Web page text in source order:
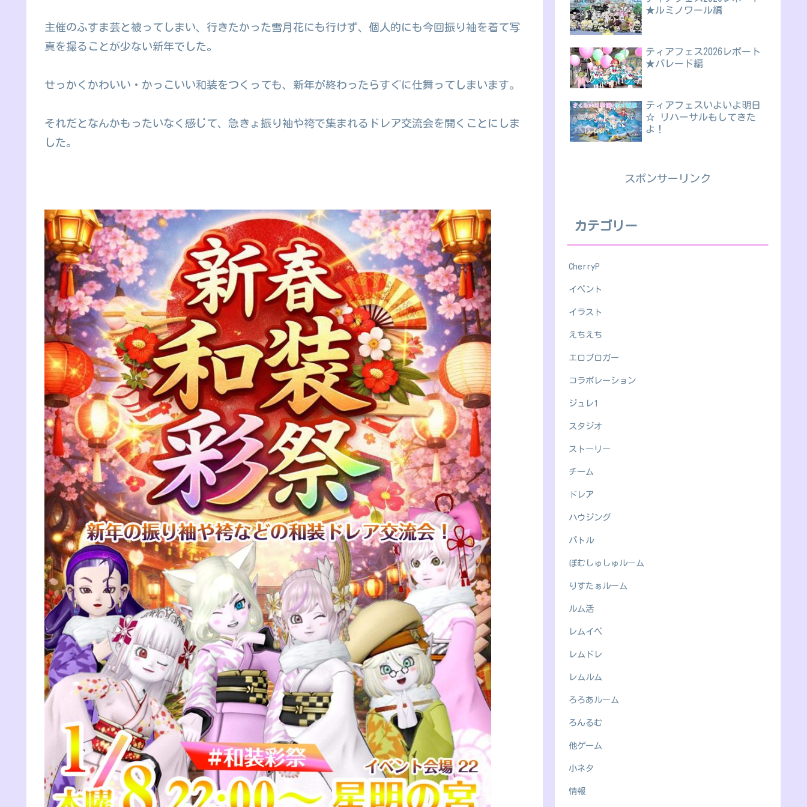
主催のふすま芸と被ってしまい、行きたかった雪月花にも行けず、個人的にも今回振り袖を着て写
真を撮ることが少ない新年でした。
せっかくかわいい・かっこいい和装をつくっても、新年が終わったらすぐに仕舞ってしまいます。
それだとなんかもったいなく感じて、急きょ振り袖や袴で集まれるドレア交流会を開くことにしま
した。
★ルミノワール編
ティアフェス2026レポート
★パレード編
ティアフェスいよいよ明日
☆ リハーサルもしてきた
よ！
スポンサーリンク
カテゴリー
CherryP
イベント
イラスト
えちえち
エロブロガー
コラボレーション
ジュレ1
スタジオ
ストーリー
チーム
ドレア
ハウジング
バトル
ぽむしゅしゅルーム
りすたぁルーム
ルム活
レムイベ
レムドレ
レムルム
ろろあルーム
ろんるむ
他ゲーム
小ネタ
情報